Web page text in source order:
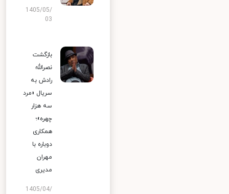
1405/05/
03
بازگشت
نصرالله
رادش به
سریال «مرد
سه هزار
چهره»؛
همکاری
دوباره با
مهران
مدیری
1405/04/